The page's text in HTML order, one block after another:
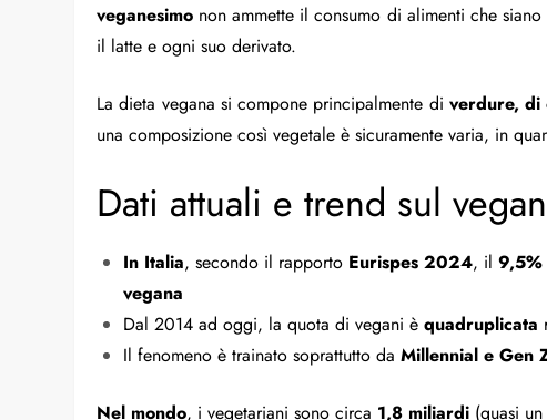
veganesimo non ammette il consumo di alimenti che
il latte e ogni suo derivato.
La dieta vegana si compone principalmente di verdure, di
una composizione così vegetale è sicuramente varia, in
Dati attuali e trend sul
In Italia, secondo il rapporto Eurispes 2024, il9,5%
vegana
Dal 2014 ad oggi, la quota di vegani èquadruplicata
Il fenomeno è trainato soprattutto daMillennial e Gen
Nel mondo, i vegetariani sono circa 1,8 miliardi (quasi